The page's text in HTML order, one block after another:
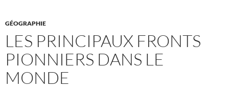
GÉOGRAPHIE
LES PRINCIPAUX FRONTS
PIONNIERS DANS LE
MONDE